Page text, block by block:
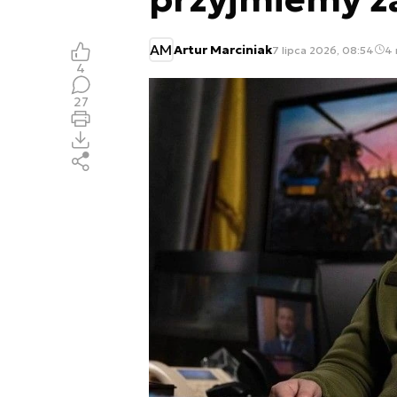
AMArtur Marciniak7 lipca 2026, 08:54 4
4
27